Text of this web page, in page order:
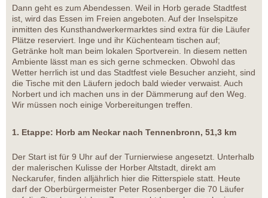
Dann geht es zum Abendessen. Weil in Horb gerade Stadtfest
ist, wird das Essen im Freien angeboten. Auf der Inselspitze
inmitten des Kunsthandwerkermarktes sind extra für die Läufer
Plätze reserviert. Inge und ihr Küchenteam tischen auf;
Getränke holt man beim lokalen Sportverein. In diesem netten
Ambiente lässt man es sich gerne schmecken. Obwohl das
Wetter herrlich ist und das Stadtfest viele Besucher anzieht, sind
die Tische mit den Läufern jedoch bald wieder verwaist. Auch
Norbert und ich machen uns in der Dämmerung auf den Weg.
Wir müssen noch einige Vorbereitungen treffen.
1. Etappe: Horb am Neckar nach Tennenbronn, 51,3 km
Der Start ist für 9 Uhr auf der Turnierwiese angesetzt. Unterhalb
der malerischen Kulisse der Horber Altstadt, direkt am
Neckarufer, finden alljährlich hier die Ritterspiele statt. Heute
darf der Oberbürgermeister Peter Rosenberger die 70 Läufer